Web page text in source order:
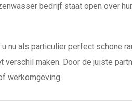
bedrijf staat open over
nu als particulier perfect schone
maken. Door de juiste
werkomgeving.